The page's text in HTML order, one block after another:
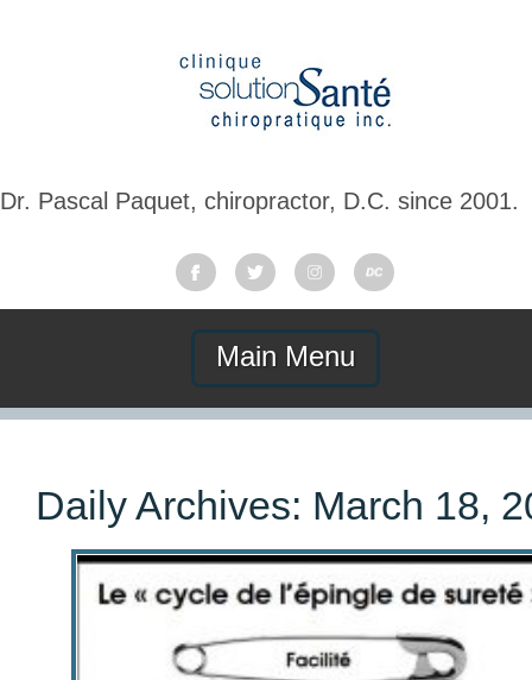
Dr. Pascal Paquet, chiropractor, D.C. since 2001.
Main Menu
Daily Archives: March 18,